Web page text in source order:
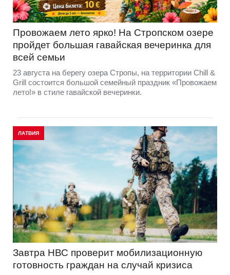
Провожаем лето ярко! На Стропском озере
пройдет большая гавайская вечеринка для
всей семьи
23 августа на берегу озера Стропы, на территории Chill &
Grill состоится большой семейный праздник «Провожаем
лето!» в стиле гавайской вечеринки.
ЛАТВИЯ
Завтра НВС проверит мобилизационную
готовность граждан на случай кризиса